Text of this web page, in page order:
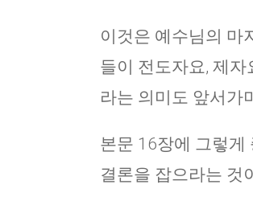
이것은 예수님의 마
들이 전도자요, 제자
라는 의미도 앞서가
본문 16장에 그렇게
결론을 잡으라는 것